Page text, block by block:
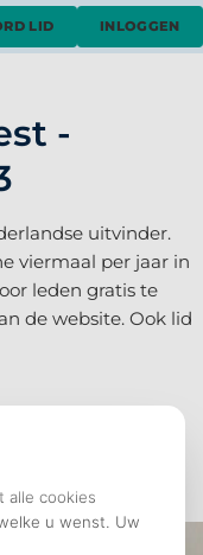
LID INLOGGEN
-
uitvinder.
viermaal per jaar in
leden gratis te
de website. Ook lid